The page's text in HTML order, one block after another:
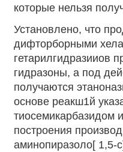
которые нельзя
Установлено, что
дифторборными
гетарилгидразииов
гидразоны, а под
получаются
основе реакш1й
тиосемикарбазидом
построения
аминопиразоло[ 1,5-